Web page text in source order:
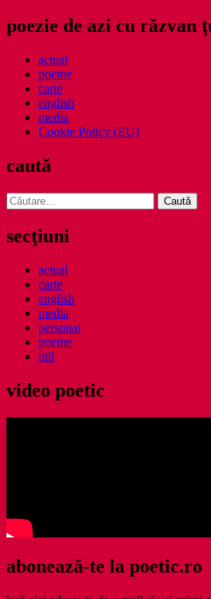
poezie de azi cu răzvan
actual
poeme
carte
english
media
Cookie Policy (EU)
caută
Caută
după:
secţiuni
actual
carte
english
media
personal
poeme
util
video poetic
abonează-te la poetic.ro